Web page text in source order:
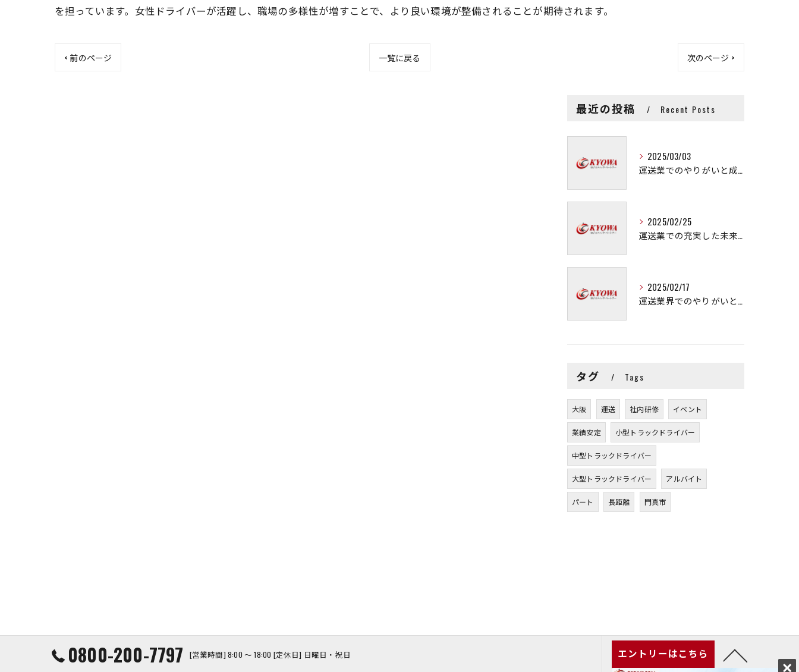
を担っています。女性ドライバーが活躍し、職場の多様性が増すことで、より良い環境が整備されることが期待されます。
< 前のページ 一覧に戻る 次のページ >
最近の投稿 Recent Posts
2025/03/03
運送業でのやりがいと成長の秘訣
2025/02/25
運送業での充実した未来を拓く方法
2025/02/17
運送業界でのやりがいと可能性
タグ Tags
大阪 運送 社内研修 イベント
業績安定 小型トラックドライバー
中型トラックドライバー
大型トラックドライバー アルバイト
パート 長距離 門真市
0800-200-7797 [営業時間] 8:00 ～ 18:00 [定休日] 日曜日・祝日 エントリーはこちら